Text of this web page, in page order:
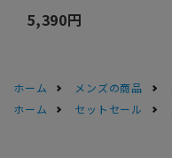
5,390円
ホーム メンズの商品
ホーム
セットセール